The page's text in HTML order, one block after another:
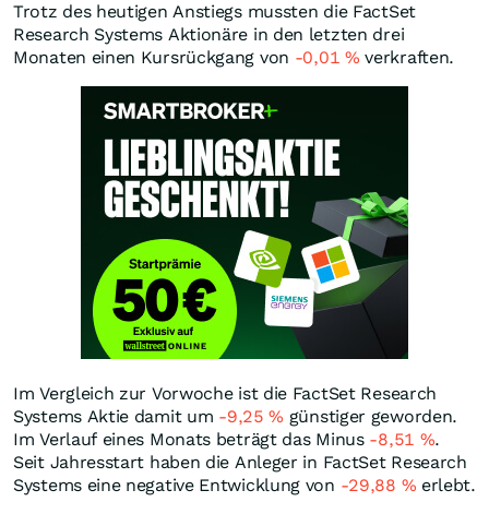
Trotz des heutigen Anstiegs mussten die FactSet
Research Systems Aktionäre in den letzten drei
Monaten einen Kursrückgang von -0,01 % verkraften.
Im Vergleich zur Vorwoche ist die FactSet Research
Systems Aktie damit um -9,25% günstiger geworden.
Im Verlauf eines Monats beträgt das Minus -8,51 %.
Seit Jahresstart haben die Anleger in FactSet Research
Systems eine negative Entwicklung von -29,88 % erlebt.